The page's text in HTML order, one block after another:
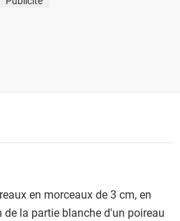
en morceaux de 3 cm, en
la partie blanche d'un poireau